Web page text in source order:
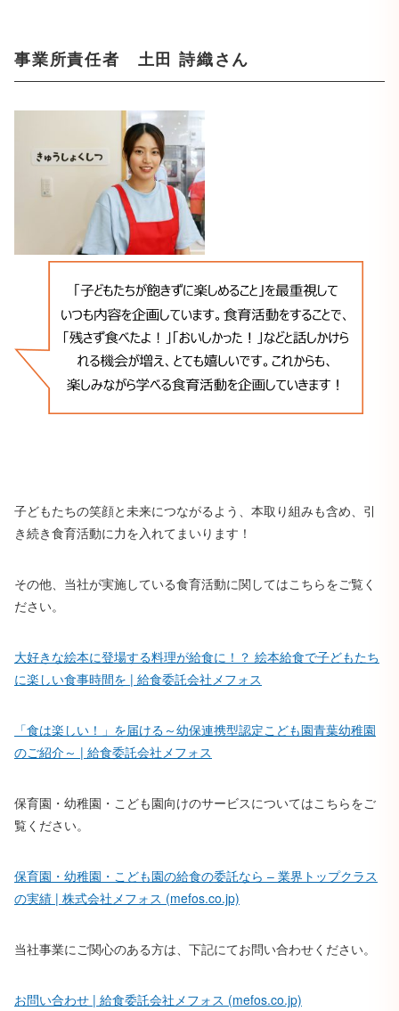
事業所責任者 土田 詩織さん
子どもたちの笑顔と未来につながるよう、本取り組みも含め、引
き続き食育活動に力を入れてまいります！
その他、当社が実施している食育活動に関してはこちらをご覧く
ださい。
大好きな絵本に登場する料理が給食に！？ 絵本給食で子どもたち
に楽しい食事時間を | 給食委託会社メフォス
「食は楽しい！」を届ける～幼保連携型認定こども園青葉幼稚園
のご紹介～ | 給食委託会社メフォス
保育園・幼稚園・こども園向けのサービスについてはこちらをご
覧ください。
保育園・幼稚園・こども園の給食の委託なら – 業界トップクラス
の実績 | 株式会社メフォス (mefos.co.jp)
当社事業にご関心のある方は、下記にてお問い合わせください。
お問い合わせ | 給食委託会社メフォス (mefos.co.jp)